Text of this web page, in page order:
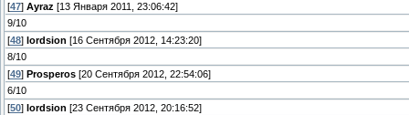
[47] Ayraz [13 Января 2011, 23:06:42]
9/10
[48] lordsion [16 Сентября 2012, 14:23:20]
8/10
[49] Prosperos [20 Сентября 2012, 22:54:06]
6/10
[50] lordsion [23 Сентября 2012, 20:16:52]